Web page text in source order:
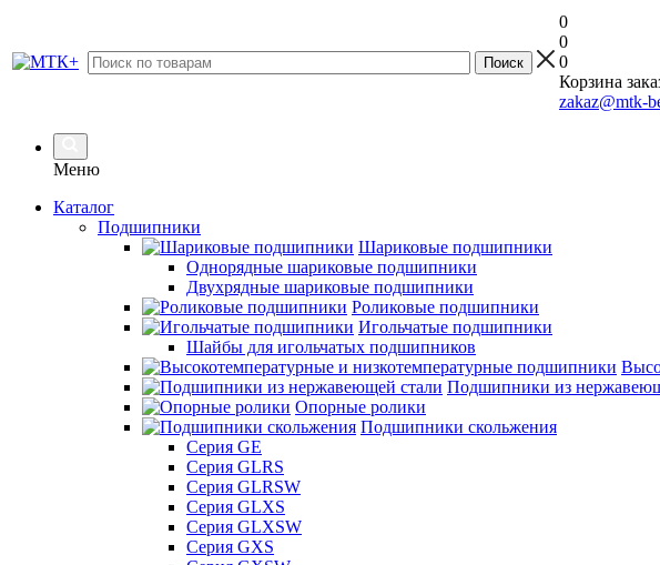
0
0
0
Корзина
zakaz@mtk-
Меню
Каталог
Подшипники
Шариковые подшипники
Однорядные шариковые подшипники
Двухрядные шариковые подшипники
Роликовые подшипники
Игольчатые подшипники
Шайбы для игольчатых подшипников
Подшипники из
Опорные ролики
Подшипники скольжения
Серия GE
Серия GLRS
Серия GLRSW
Серия GLXS
Серия GLXSW
Серия GXS